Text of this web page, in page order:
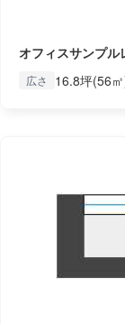
オフィスサンプル
広さ 16.8坪(56